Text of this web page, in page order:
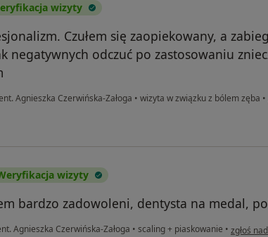
wizyty
Czułem się zaopiekowany, a
negatywnych odczuć po zastosowaniu
Agnieszka Czerwińska-Załoga • wizyta w związku z bólem zęba •
wizyty
bardzo zadowoleni, dentysta na medal,
Agnieszka Czerwińska-Załoga • scaling + piaskowanie • w opinii
zgłoś